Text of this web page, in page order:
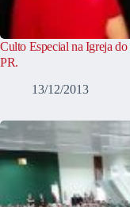
Culto Especial na Igreja
PR.
13/12/2013